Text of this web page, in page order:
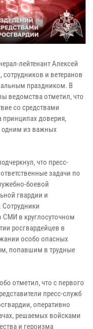
лейтенант Алексей
и ветеранов
праздником. В
ведомства отметил, что
со средствами
доверия,
одним из важных
что пресс-
задачи по
боевой
гвардии и
Сотрудники
в круглосуточном
росгвардейцев в
особо опасных
попавшим в трудные
отметил, что с первого
пресс-служб
оперативно
решаемых войсками
и героизма